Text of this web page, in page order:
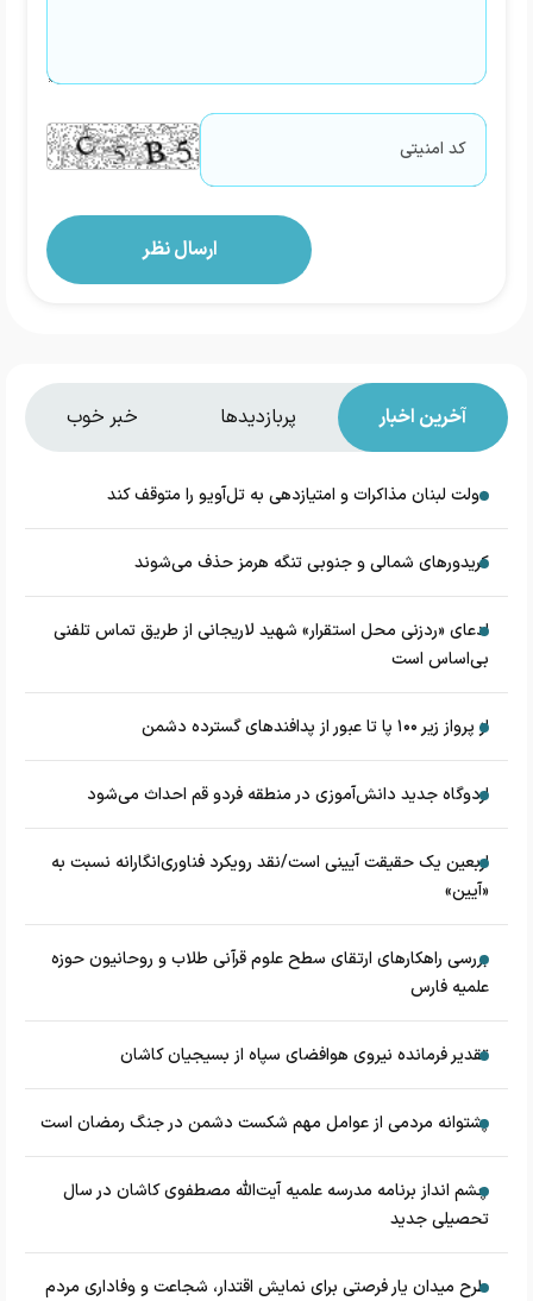
آخرین اخبار پربازدیدها خبر خوب
دولت لبنان مذاکرات و امتیازدهی به تل‌آویو را متوقف کند
کریدورهای شمالی و جنوبی تنگه هرمز حذف می‌شوند
ادعای «ردزنی محل استقرار» شهید لاریجانی از طریق تماس تلفنی
بی‌اساس است
از پرواز زیر ۱۰۰ پا تا عبور از پدافند‌های گسترده دشمن
اردوگاه جدید دانش‌آموزی در منطقه فردو قم احداث می‌شود
اربعین یک حقیقت آیینی است/نقد رویکرد فناوری‌انگارانه نسبت به
«آیین»
بررسی راهکارهای ارتقای سطح علوم قرآنی طلاب و روحانیون حوزه
علمیه فارس
تقدیر فرمانده نیروی هوافضای سپاه از بسیجیان کاشان
پشتوانه مردمی از عوامل مهم شکست دشمن در جنگ رمضان است
چشم‌ انداز برنامه مدرسه علمیه آیت‌الله مصطفوی کاشان در سال
تحصیلی جدید
طرح میدان یار فرصتی برای نمایش اقتدار، شجاعت و وفاداری مردم